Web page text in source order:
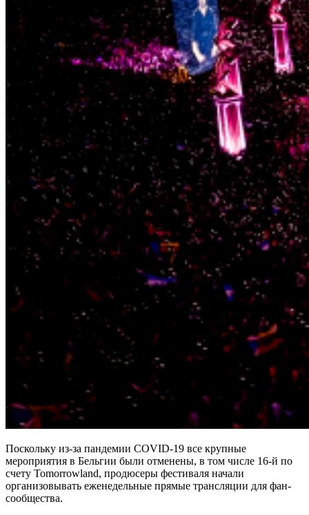
Поскольку из-за пандемии COVID-19 все крупные
мероприятия в Бельгии были отменены, в том числе 16-й по
счету Tomorrowland, продюсеры фестиваля начали
организовывать еженедельные прямые трансляции для фан-
сообщества.